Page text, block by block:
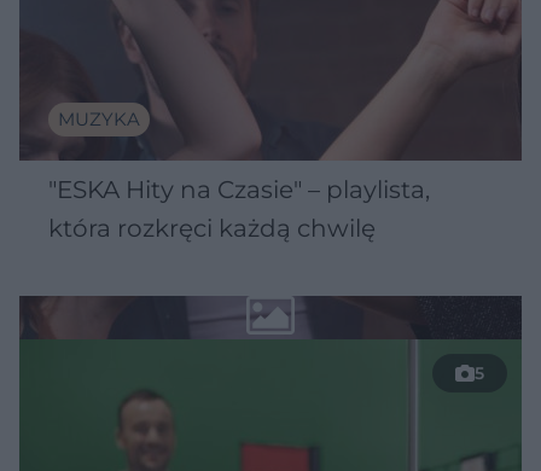
MUZYKA
"ESKA Hity na Czasie" – playlista,
która rozkręci każdą chwilę
5